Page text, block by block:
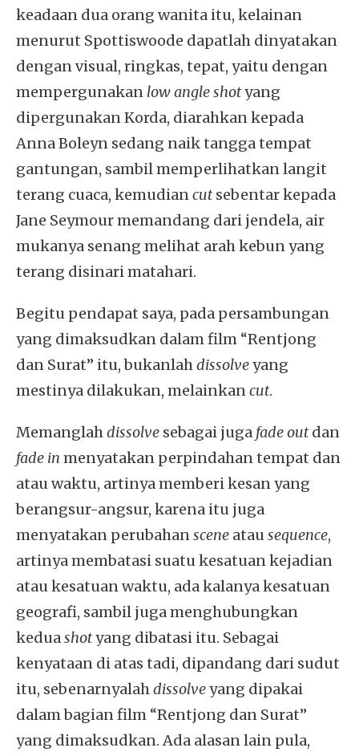
keadaan dua orang wanita itu, kelainan
menurut Spottiswoode dapatlah dinyatakan
dengan visual, ringkas, tepat, yaitu dengan
mempergunakan low angle shotyang
dipergunakan Korda, diarahkan kepada
Anna Boleyn sedang naik tangga tempat
gantungan, sambil memperlihatkan langit
terang cuaca, kemudiancutsebentar kepada
Jane Seymour memandang dari jendela, air
mukanya senang melihat arah kebun yang
terang disinari matahari.
Begitu pendapat saya, pada persambungan
yang dimaksudkan dalam film “Rentjong
dan Surat” itu, bukanlahdissolveyang
mestinya dilakukan, melainkancut.
Memanglahdissolve sebagai juga fade outdan
fade in menyatakan perpindahan tempat dan
atau waktu, artinya memberi kesan yang
berangsur-angsur, karena itu juga
menyatakan perubahanscene atausequence,
artinya membatasi suatu kesatuan kejadian
atau kesatuan waktu, ada kalanya kesatuan
geografi, sambil juga menghubungkan
keduashotyang dibatasi itu. Sebagai
kenyataan di atas tadi, dipandang dari sudut
itu, sebenarnyalahdissolveyang dipakai
dalam bagian film “Rentjong dan Surat”
yang dimaksudkan. Ada alasan lain pula,